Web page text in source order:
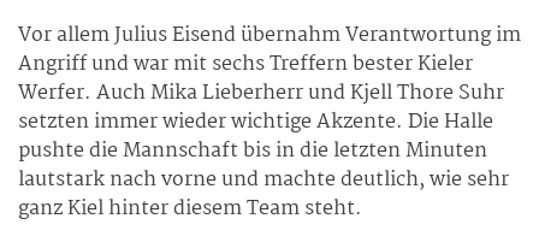
Vor allem Julius Eisend übernahm Verantwortung im
Angriff und war mit sechs Treffern bester Kieler
Werfer. Auch Mika Lieberherr und Kjell Thore Suhr
setzten immer wieder wichtige Akzente. Die Halle
pushte die Mannschaft bis in die letzten Minuten
lautstark nach vorne und machte deutlich, wie sehr
ganz Kiel hinter diesem Team steht.